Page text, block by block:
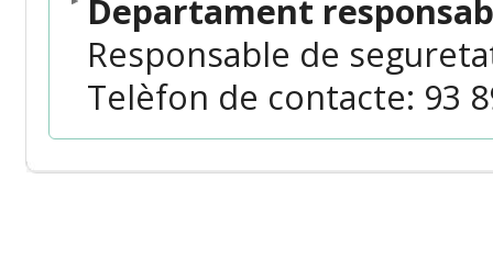
Departament
Responsable de
Telèfon de contacte: 93